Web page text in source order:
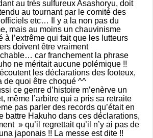
au très sulfureux Asashoryu, doit
au tournant par le comité des
etc… Il y a la non pas du
mais au moins un chauvinisme
à l’extrême qui fait que les lutteurs
doivent être vraiment
car franchement la phrase
ne méritait aucune polémique !!
les déclarations des footeux,
de quoi être choqué ^^
ce genre d’histoire m’enèrve un
même l’arbitre qui a pris sa retraite
pas parler des records qu’était en
battre Hakuho dans ces déclarations,
» qu’il regrettait qu’il n’y ai pas de
japonais !! La messe est dite !!